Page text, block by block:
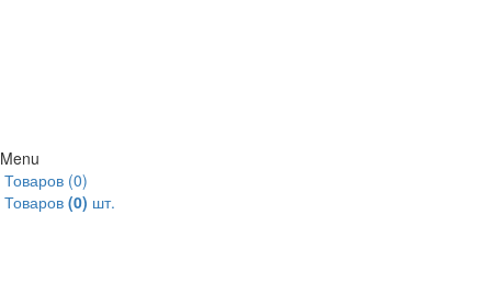
Menu
Товаров (0)
Товаров (0) шт.